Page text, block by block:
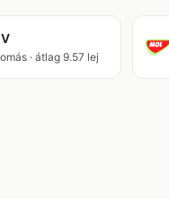
· átlag 9.57 lej